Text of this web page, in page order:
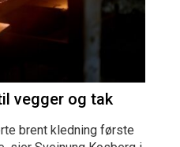
vegger og tak
brent kledning første